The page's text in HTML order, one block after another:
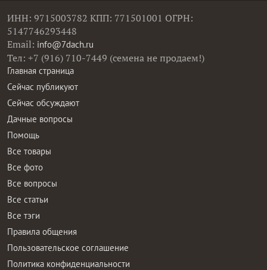
ИНН: 9715003782 КПП: 771501001 ОГРН:
5147746293448
Email: info@7dach.ru
Тел: +7 (916) 710-7449 (семена не продаем!)
Главная страница
Сейчас публикуют
Сейчас обсуждают
Дачные вопросы
Помощь
Все товары
Все фото
Все вопросы
Все статьи
Все тэги
Правила общения
Пользовательское соглашение
Политика конфиденциальности